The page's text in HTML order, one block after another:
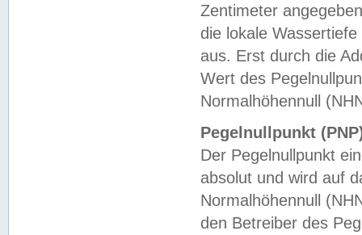
Zentimeter
die lokale
aus. Erst durch die
Wert des
Normalhöhennull
Pegelnullpunkt
Der Pegelnullpunkt
absolut und wird auf
Normalhöhennull
den Betreiber des